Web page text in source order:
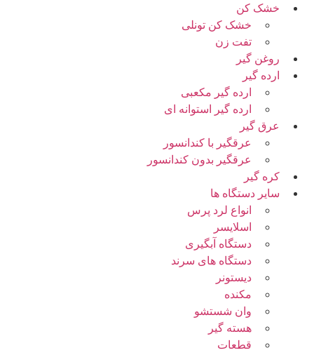
خشک کن
خشک کن تونلی
تفت زن
روغن گیر
ارده گیر
ارده گیر مکعبی
ارده گیر استوانه ای
عرق گیر
عرقگیر با کندانسور
عرقگیر بدون کندانسور
کره گیر
سایر دستگاه ها
انواع لرد پرس
اسلایسر
دستگاه آبگیری
دستگاه های سرند
دیستونر
مکنده
وان شستشو
هسته گیر
قطعات